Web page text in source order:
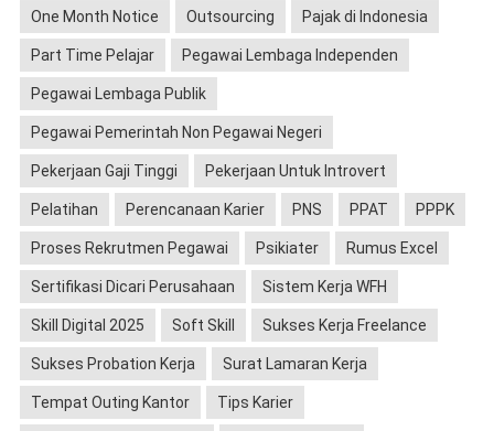
One Month Notice Outsourcing Pajak di Indonesia
Part Time Pelajar Pegawai Lembaga Independen
Pegawai Lembaga Publik
Pegawai Pemerintah Non Pegawai Negeri
Pekerjaan Gaji Tinggi Pekerjaan Untuk Introvert
Pelatihan Perencanaan Karier PNS PPAT PPPK
Proses Rekrutmen Pegawai Psikiater Rumus Excel
Sertifikasi Dicari Perusahaan Sistem Kerja WFH
Skill Digital 2025 Soft Skill Sukses Kerja Freelance
Sukses Probation Kerja Surat Lamaran Kerja
Tempat Outing Kantor Tips Karier